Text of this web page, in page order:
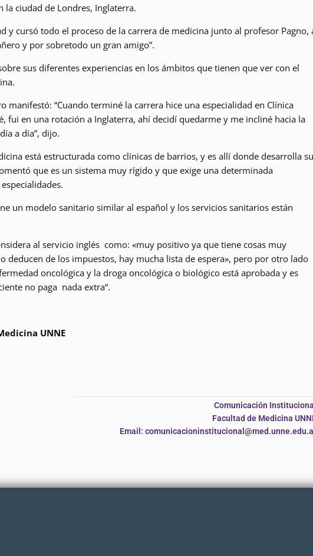
la ciudad de Londres, Inglaterra.
y cursó todo el proceso de la carrera de medicina junto al profesor Pagno,
y por sobretodo un gran amigo”.
sus diferentes experiencias en los ámbitos que tienen que ver con el
manifestó: “Cuando terminé la carrera hice una especialidad en Clínica
fui en una rotación a Inglaterra, ahí decidí quedarme y me incliné hacia la
a día”, dijo.
está estructurada como clínicas de barrios, y es allí donde desarrolla su
que es un sistema muy rígido y que exige una determinada
un modelo sanitario similar al español y los servicios sanitarios están
al servicio inglés como: «muy positivo ya que tiene cosas muy
deducen de los impuestos, hay mucha lista de espera», pero por otro lado
oncológica y la droga oncológica o biológico está aprobada y es
no paga nada extra“.
UNNE
Comunicación
Facultad de Medicina
Email: